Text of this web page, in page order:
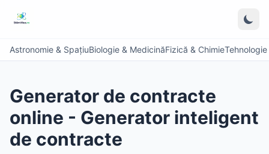
Astronomie & SpațiuBiologie & MedicinăFizică & Chimie
Generator de contracte
online - Generator inteligent
de contracte